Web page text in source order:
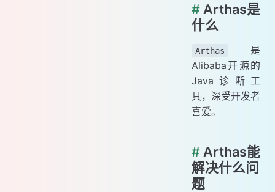
# Arthas是
什么
Arthas
是
Alibaba开源的
Java诊断工
具，深受开发者
喜爱。
# Arthas能
解决什么问
题